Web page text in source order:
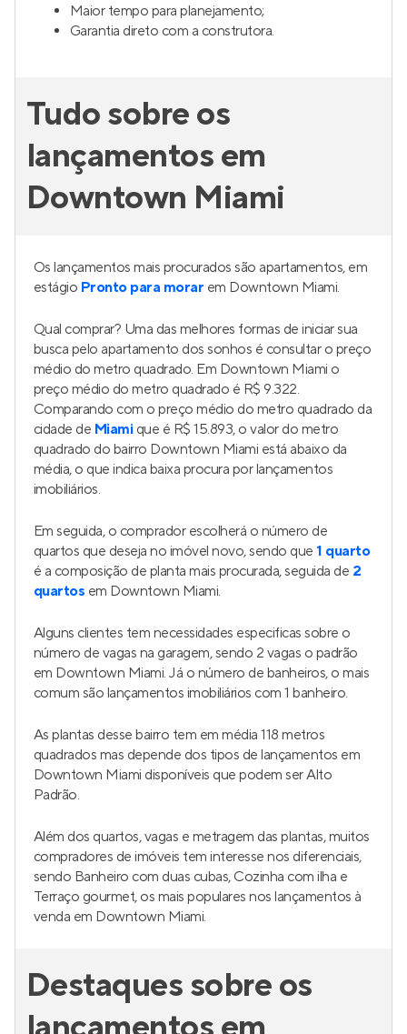
Maior tempo para planejamento;
Garantia direto com a construtora.
Tudo sobre os
lançamentos em
Downtown Miami
Os lançamentos mais procurados são apartamentos, em
estágio Pronto para morar em Downtown Miami.
Qual comprar? Uma das melhores formas de iniciar sua
busca pelo apartamento dos sonhos é consultar o preço
médio do metro quadrado. Em Downtown Miami o
preço médio do metro quadrado é R$ 9.322.
Comparando com o preço médio do metro quadrado da
cidade de Miamique é R$ 15.893, o valor do metro
quadrado do bairro Downtown Miami está abaixo da
média, o que indica baixa procura por lançamentos
imobiliários.
Em seguida, o comprador escolherá o número de
quartos que deseja no imóvel novo, sendo que 1 quarto
é a composição de planta mais procurada, seguida de 2
quartos em Downtown Miami.
Alguns clientes tem necessidades especificas sobre o
número de vagas na garagem, sendo 2 vagas o padrão
em Downtown Miami. Já o número de banheiros, o mais
comum são lançamentos imobiliários com 1 banheiro.
As plantas desse bairro tem em média 118 metros
quadrados mas depende dos tipos de lançamentos em
Downtown Miami disponíveis que podem ser Alto
Padrão.
Além dos quartos, vagas e metragem das plantas, muitos
compradores de imóveis tem interesse nos diferenciais,
sendo Banheiro com duas cubas, Cozinha com ilha e
Terraço gourmet, os mais populares nos lançamentos à
venda em Downtown Miami.
Destaques sobre os